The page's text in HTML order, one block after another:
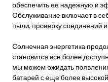
обеспечить ее надежную и
Обслуживание включает в
пыли, проверку соединений
Солнечная энергетика
становится все более
мы можем ожидать
батарей с еще более